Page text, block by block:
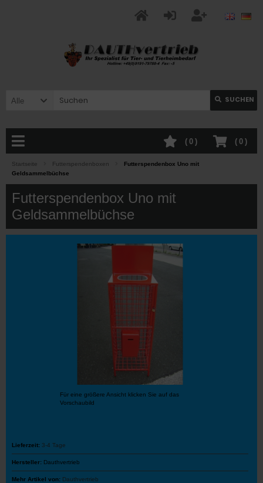
Alle SUCHEN
( 0 )
( 0 )
Startseite Futterspendenboxen
Futterspendenbox Uno mit
Geldsammelbüchse
Futterspendenbox Uno mit
Geldsammelbüchse
Für eine größere Ansicht klicken Sie auf das
Vorschaubild
Lieferzeit: 3-4 Tage
Hersteller: Dauthvertrieb
Mehr Artikel von: Dauthvertrieb